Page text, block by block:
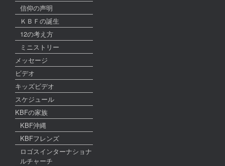
信仰の声明
ＫＢＦの誕生
12の考え方
ミニストリー
メッセージ
ビデオ
キッズビデオ
スケジュール
KBFの家族
KBF沖縄
KBFフレンズ
ロゴスインターナショナ
ルチャーチ